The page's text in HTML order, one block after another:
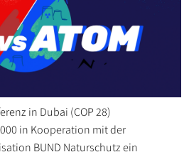
in Dubai (COP 28)
in Kooperation mit der
BUND Naturschutz ein